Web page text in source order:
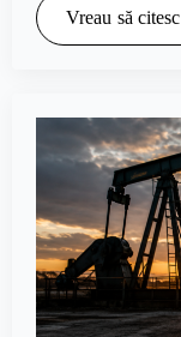
Vreau să citesc